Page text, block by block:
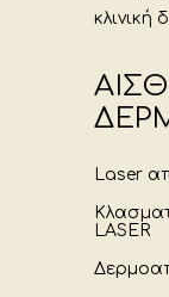
κλινική
Laser
LASER